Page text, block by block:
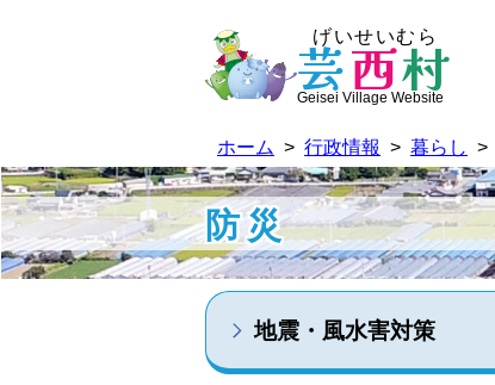
げいせいむら
芸西村
Geisei Village Website
ホーム > 行政情報 > 暮らし >
防災
地震・風水害対策